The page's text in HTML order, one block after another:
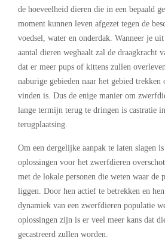
de hoeveelheid dieren die in een bepaald
moment kunnen leven afgezet tegen de
voedsel, water en onderdak. Wanneer je uit
aantal dieren weghaalt zal de draagkracht
dat er meer pups of kittens zullen
naburige gebieden naar het gebied trekken
vinden is. Dus de enige manier om
lange termijn terug te dringen is castratie
terugplaatsing.
Om een dergelijke aanpak te laten slagen
oplossingen voor het zwerfdieren
met de lokale personen die weten waar de
liggen. Door hen actief te betrekken en
dynamiek van een zwerfdieren populatie
oplossingen zijn is er veel meer kans dat
gecastreerd zullen worden.